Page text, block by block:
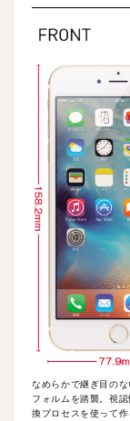
なめらかで継ぎ目の
フォルムを踏襲。視
換プロセスを使って